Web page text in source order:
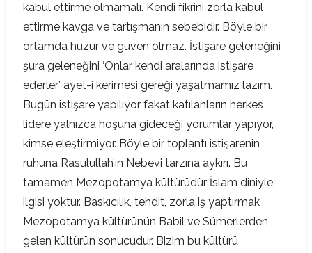
kabul ettirme olmamalı. Kendi fikrini zorla kabul
ettirme kavga ve tartışmanın sebebidir. Böyle bir
ortamda huzur ve güven olmaz. İstişare geleneğini
şura geleneğini ‘Onlar kendi aralarında istişare
ederler’ ayet-i kerimesi gereği yaşatmamız lazım.
Bugün istişare yapılıyor fakat katılanların herkes
lidere yalnızca hoşuna gideceği yorumlar yapıyor,
kimse eleştirmiyor. Böyle bir toplantı istişarenin
ruhuna Rasulullah’ın Nebevi tarzına aykırı. Bu
tamamen Mezopotamya kültürüdür İslam diniyle
ilgisi yoktur. Baskıcılık, tehdit, zorla iş yaptırmak
Mezopotamya kültürünün Babil ve Sümerlerden
gelen kültürün sonucudur. Bizim bu kültürü